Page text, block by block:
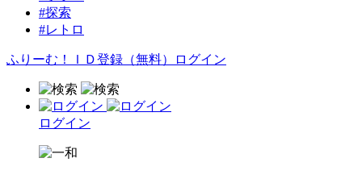
#探索
#レトロ
ふりーむ！ＩＤ登録（無料） ログイン
ログイン